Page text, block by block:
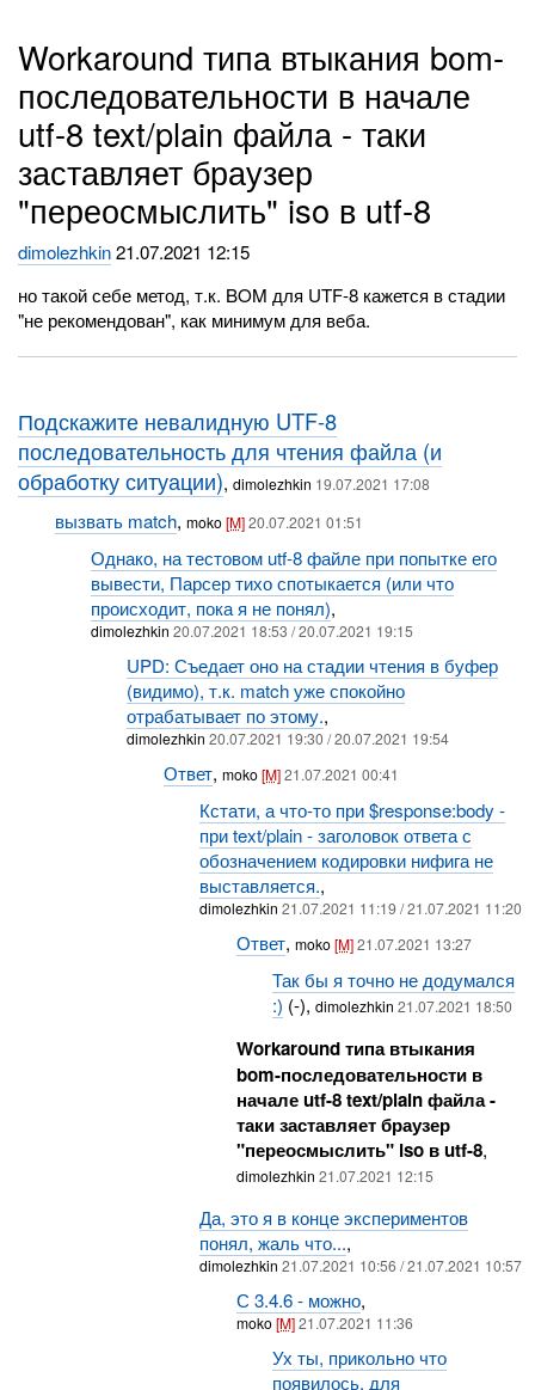
Workaround типа втыкания bom-
последовательности в начале
utf-8 text/plain файла - таки
заставляет браузер
"переосмыслить" iso в utf-8
dimolezhkin21.07.2021 12:15
но такой себе метод, т.к. BOM для UTF-8 кажется в стадии
"не рекомендован", как минимум для веба.
Подскажите невалидную UTF-8
последовательность для чтения файла (и
обработку ситуации),dimolezhkin 19.07.2021 17:08
вызвать match, moko[M] 20.07.2021 01:51
Однако, на тестовом utf-8 файле при попытке его
вывести, Парсер тихо спотыкается (или что
происходит, пока я не понял),
dimolezhkin 20.07.2021 18:53 / 20.07.2021 19:15
UPD: Съедает оно на стадии чтения в буфер
(видимо), т.к. match уже спокойно
отрабатывает по этому.,
dimolezhkin20.07.2021 19:30 / 20.07.2021 19:54
Ответ, moko[M]21.07.2021 00:41
Кстати, а что-то при $response:body -
при text/plain - заголовок ответа с
обозначением кодировки нифига не
выставляется.,
dimolezhkin21.07.2021 11:19 / 21.07.2021 11:20
Ответ, moko[M] 21.07.2021 13:27
Так бы я точно не додумался
:) (-), dimolezhkin 21.07.2021 18:50
Workaround типа втыкания
bom-последовательности в
начале utf-8 text/plain файла -
таки заставляет браузер
"переосмыслить" iso в utf-8,
dimolezhkin 21.07.2021 12:15
Да, это я в конце экспериментов
понял, жаль что...,
dimolezhkin21.07.2021 10:56 / 21.07.2021 10:57
С 3.4.6 - можно,
moko[M] 21.07.2021 11:36
Ух ты, прикольно что
появилось, для